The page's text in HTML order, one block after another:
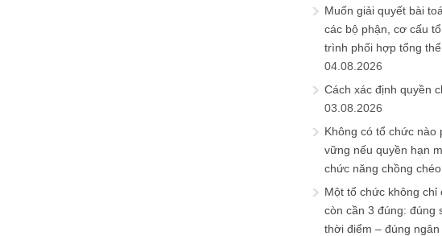
Muốn giải quyết bài
các bộ phận, cơ cấu
trình phối hợp tổng
04.08.2026
Cách xác định quyền
03.08.2026
Không có tổ chức nào
vững nếu quyền hạn
chức năng chồng chéo
Một tổ chức không chỉ
còn cần 3 đúng: đúng
thời điểm – đúng ngân